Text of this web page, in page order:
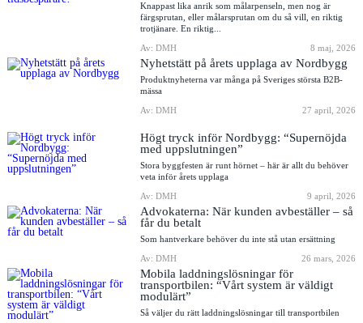
Knappast lika anrik som målarpenseln, men nog är
färgsprutan, eller målarsprutan om du så vill, en riktig
trotjänare. En riktig...
Av: DMH
8 maj, 2026
Nyhetstätt på årets upplaga av Nordbygg
Produktnyheterna var många på Sveriges största B2B-
mässa
Av: DMH
27 april, 2026
Högt tryck inför Nordbygg: “Supernöjda
med uppslutningen”
Stora byggfesten är runt hörnet – här är allt du behöver
veta inför årets upplaga
Av: DMH
9 april, 2026
Advokaterna: När kunden avbeställer – så
får du betalt
Som hantverkare behöver du inte stå utan ersättning
Av: DMH
26 mars, 2026
Mobila laddningslösningar för
transportbilen: “Vårt system är väldigt
modulärt”
Så väljer du rätt laddningslösningar till transportbilen